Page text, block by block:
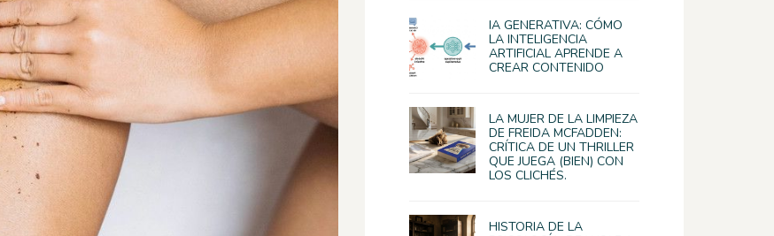
IA GENERATIVA: CÓMO
LA INTELIGENCIA
ARTIFICIAL APRENDE A
CREAR CONTENIDO
LA MUJER DE LA LIMPIEZA
DE FREIDA MCFADDEN:
CRÍTICA DE UN THRILLER
QUE JUEGA (BIEN) CON
LOS CLICHÉS.
HISTORIA DE LA